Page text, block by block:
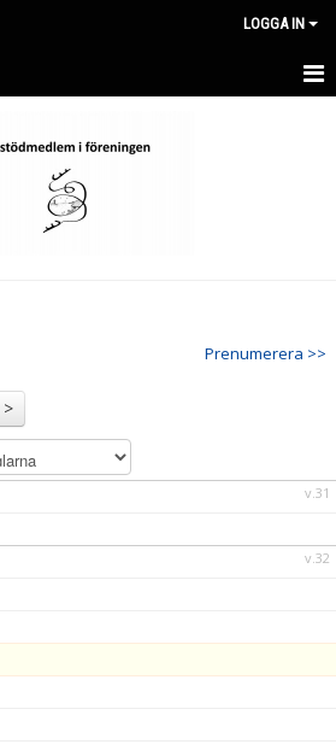
LOGGA IN
Prenumerera >>
v.31
v.32